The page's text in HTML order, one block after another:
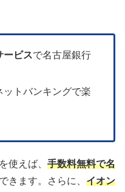
ービスで名古屋銀行
トバンキングで楽
使えば、 手数料無料で名
できます。さらに、 イオン